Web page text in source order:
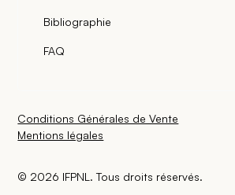
Bibliographie
FAQ
© 2026 IFPNL. Tous droits réservés.
Conditions Générales de Vente
Mentions légales